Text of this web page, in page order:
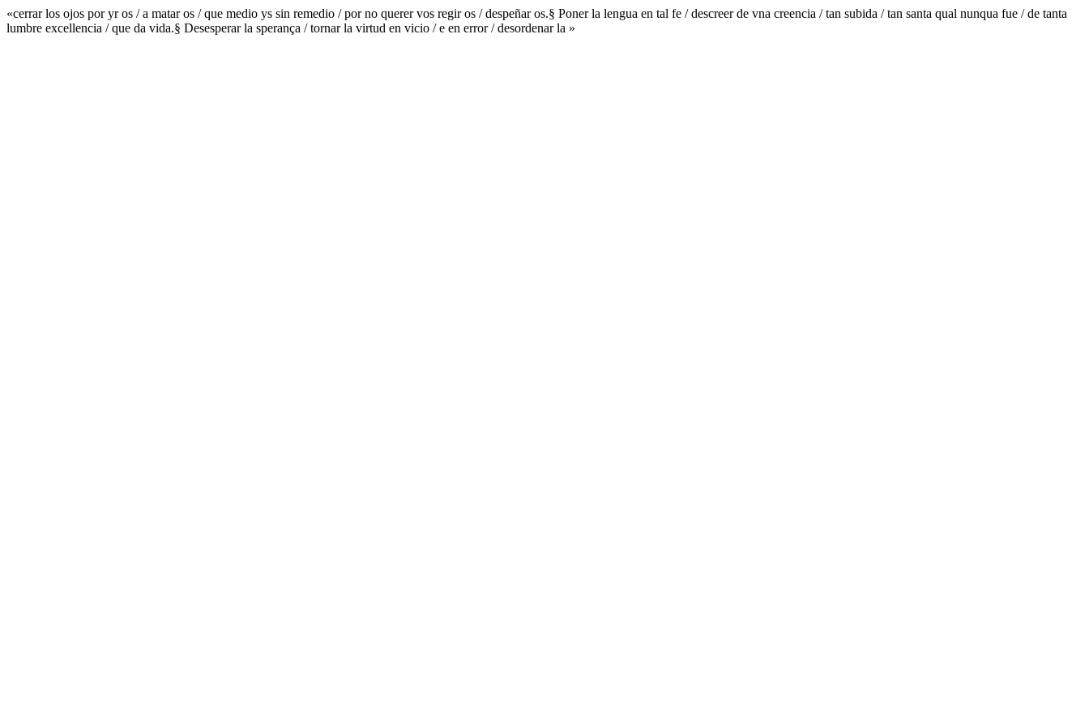
«cerrar los ojos por yr os / a matar os / que medio ys sin remedio / por no querer vos regir os / despeñar os.§ Poner la lengua en tal fe / descreer de vna creencia / tan subida / tan santa qual nunqua fue / de tanta
lumbre excellencia / que da vida.§ Desesperar la sperança / tornar la virtud en vicio / e en error / desordenar la »